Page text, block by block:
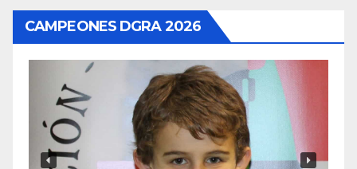
CAMPEONES DGRA 2026